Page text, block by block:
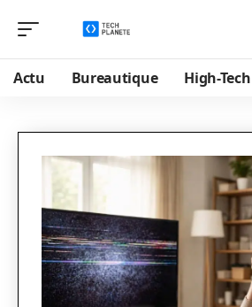
Actu Bureautique High-Tech